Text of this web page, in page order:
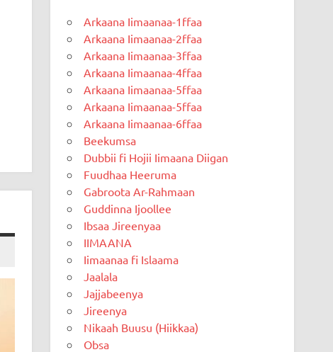
Arkaana Iimaanaa-1ffaa
Arkaana Iimaanaa-2ffaa
Arkaana Iimaanaa-3ffaa
Arkaana Iimaanaa-4ffaa
Arkaana Iimaanaa-5ffaa
Arkaana Iimaanaa-5ffaa
Arkaana Iimaanaa-6ffaa
Beekumsa
Dubbii fi Hojii Iimaana Diigan
Fuudhaa Heeruma
Gabroota Ar-Rahmaan
Guddinna Ijoollee
Ibsaa Jireenyaa
IIMAANA
Iimaanaa fi Islaama
Jaalala
Jajjabeenya
Jireenya
Nikaah Buusu (Hiikkaa)
Obsa